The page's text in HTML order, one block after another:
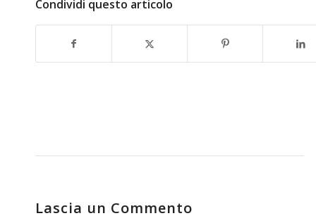
Condividi questo articolo
Lascia un Commento